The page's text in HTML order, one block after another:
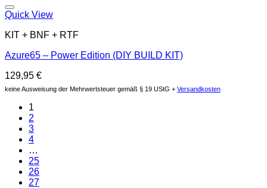
Quick View
KIT + BNF + RTF
Azure65 – Power Edition (DIY BUILD KIT)
129,95 €
keine Ausweisung der Mehrwertsteuer gemäß § 19 UStG + Versandkosten
1
2
3
4
…
25
26
27